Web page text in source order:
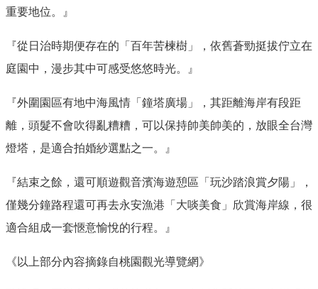
重要地位。』
『從日治時期便存在的「百年苦楝樹」，依舊蒼勁挺拔佇立在
庭園中，漫步其中可感受悠悠時光。』
『外圍園區有地中海風情「鐘塔廣場」，其距離海岸有段距
離，頭髮不會吹得亂糟糟，可以保持帥美帥美的，放眼全台灣
燈塔，是適合拍婚紗選點之一。』
『結束之餘，還可順遊觀音濱海遊憩區「玩沙踏浪賞夕陽」，
僅幾分鐘路程還可再去永安漁港「大啖美食」欣賞海岸線，很
適合組成一套愜意愉悅的行程。』
《以上部分內容摘錄自桃園觀光導覽網》